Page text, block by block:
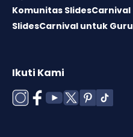
Komunitas SlidesCarnival
SlidesCarnival untuk Guru
Ikuti Kami